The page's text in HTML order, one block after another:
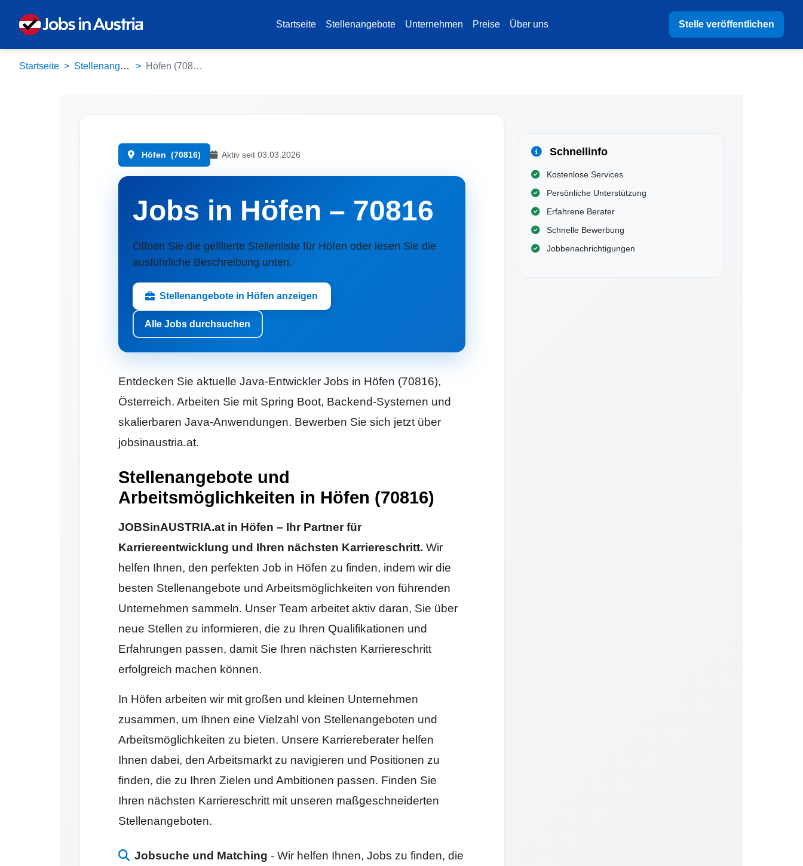
Startseite Stellenangebote Unternehmen Preise Über uns Stelle veröffentlichen
Startseite Stellenangebote Höfen (70816)
Höfen (70816) Aktiv seit 03.03.2026
Jobs in Höfen – 70816
Öffnen Sie die gefilterte Stellenliste für Höfen oder lesen Sie die
ausführliche Beschreibung unten.
Stellenangebote in Höfen anzeigen
Alle Jobs durchsuchen
Entdecken Sie aktuelle Java-Entwickler Jobs in Höfen (70816),
Österreich. Arbeiten Sie mit Spring Boot, Backend-Systemen und
skalierbaren Java-Anwendungen. Bewerben Sie sich jetzt über
jobsinaustria.at.
Stellenangebote und
Arbeitsmöglichkeiten in Höfen (70816)
JOBSinAUSTRIA.at in Höfen – Ihr Partner für
Karriereentwicklung und Ihren nächsten Karriereschritt. Wir
helfen Ihnen, den perfekten Job in Höfen zu finden, indem wir die
besten Stellenangebote und Arbeitsmöglichkeiten von führenden
Unternehmen sammeln. Unser Team arbeitet aktiv daran, Sie über
neue Stellen zu informieren, die zu Ihren Qualifikationen und
Erfahrungen passen, damit Sie Ihren nächsten Karriereschritt
erfolgreich machen können.
In Höfen arbeiten wir mit großen und kleinen Unternehmen
zusammen, um Ihnen eine Vielzahl von Stellenangeboten und
Arbeitsmöglichkeiten zu bieten. Unsere Karriereberater helfen
Ihnen dabei, den Arbeitsmarkt zu navigieren und Positionen zu
finden, die zu Ihren Zielen und Ambitionen passen. Finden Sie
Ihren nächsten Karriereschritt mit unseren maßgeschneiderten
Stellenangeboten.
Jobsuche und Matching - Wir helfen Ihnen, Jobs zu finden, die
Schnellinfo
Kostenlose Services
Persönliche Unterstützung
Erfahrene Berater
Schnelle Bewerbung
Jobbenachrichtigungen